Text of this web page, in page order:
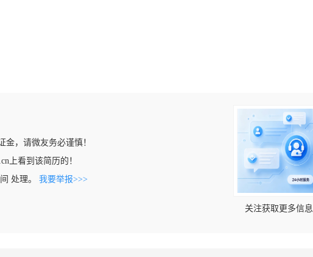
金，请微友务必谨慎！
上看到该简历的！
处理。 我要举报>>>
关注获取更多信息